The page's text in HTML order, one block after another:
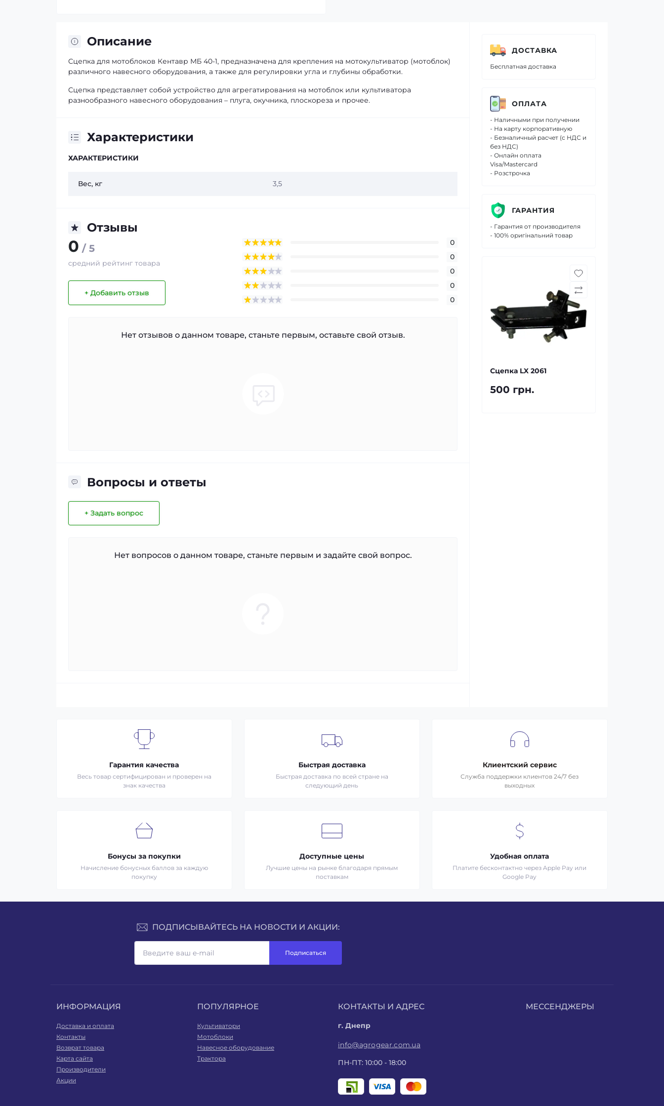
Описание
Сцепка для мотоблоков Кентавр МБ 40-1, предназначена для крепления на мотокультиватор (мотоблок)
различного навесного оборудования, а также для регулировки угла и глубины обработки.
Сцепка представляет собой устройство для агрегатирования на мотоблок или культиватора
разнообразного навесного оборудования – плуга, окучника, плоскореза и прочее.
Характеристики
ХАРАКТЕРИСТИКИ
Вес, кг 3,5
Отзывы
0 / 5
средний рейтинг товара
+ Добавить отзыв
0
0
0
0
0
Нет отзывов о данном товаре, станьте первым, оставьте свой отзыв.
Вопросы и ответы
+ Задать вопрос
Нет вопросов о данном товаре, станьте первым и задайте свой вопрос.
ДОСТАВКА
Бесплатная доставка
ОПЛАТА
- Наличными при получении
- На карту корпоративную
- Безналичный расчет (с НДС и
без НДС)
- Онлайн оплата
Visa/Mastercard
- Розстрочка
ГАРАНТИЯ
- Гарантия от производителя
- 100% оригінальний товар
Сцепка LX 2061
500 грн.
Гарантия качества
Весь товар сертифицирован и проверен на
знак качества
Быстрая доставка
Быстрая доставка по всей стране на
следующий день
Клиентский сервис
Служба поддержки клиентов 24/7 без
выходных
Бонусы за покупки
Начисление бонусных баллов за каждую
покупку
Доступные цены
Лучшие цены на рынке благодаря прямым
поставкам
Удобная оплата
Платите бесконтактно через Apple Pay или
Google Pay
ПОДПИСЫВАЙТЕСЬ НА НОВОСТИ И АКЦИИ:
Подписаться
ИНФОРМАЦИЯ
Доставка и оплата
Контакты
Возврат товара
Карта сайта
Производители
Акции
ПОПУЛЯРНОЕ
Культиватори
Мотоблоки
Навесное оборудование
Трактора
КОНТАКТЫ И АДРЕС
г. Днепр
info@agrogear.com.ua
ПН-ПТ: 10:00 - 18:00
МЕССЕНДЖЕРЫ